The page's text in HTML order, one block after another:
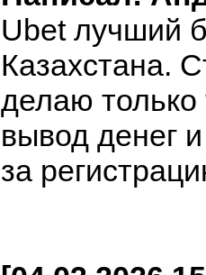
Ubet лучший
Казахстана.
делаю
вывод денег
за